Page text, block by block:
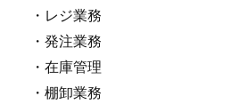
・レジ業務
・発注業務
・在庫管理
・棚卸業務